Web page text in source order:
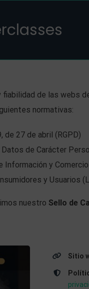
de las webs
normativas:
27 de abril (RGPD)
de Carácter
y
y Usuarios
nuestro Sello de
Sitio